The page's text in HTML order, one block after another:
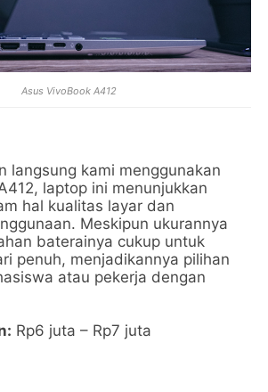
Asus VivoBook A412
langsung kami menggunakan
laptop ini menunjukkan
hal kualitas layar dan
Meskipun ukurannya
baterainya cukup untuk
penuh, menjadikannya pilihan
atau pekerja dengan
Rp6 juta – Rp7 juta